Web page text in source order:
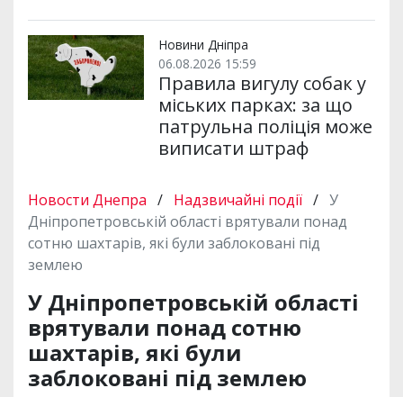
Новини Дніпра
06.08.2026 15:59
Правила вигулу собак у
міських парках: за що
патрульна поліція може
виписати штраф
Новости Днепра / Надзвичайні події / У
Дніпропетровській області врятували понад
сотню шахтарів, які були заблоковані під
землею
У Дніпропетровській області
врятували понад сотню
шахтарів, які були
заблоковані під землею